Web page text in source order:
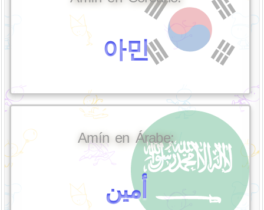
아민
Amín en Árabe:
أمين